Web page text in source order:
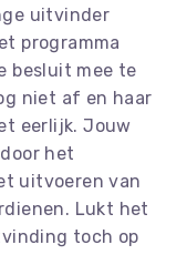
uitvinder
programma
besluit mee te
niet af en haar
eerlijk. Jouw
het
uitvoeren van
Lukt het
toch op